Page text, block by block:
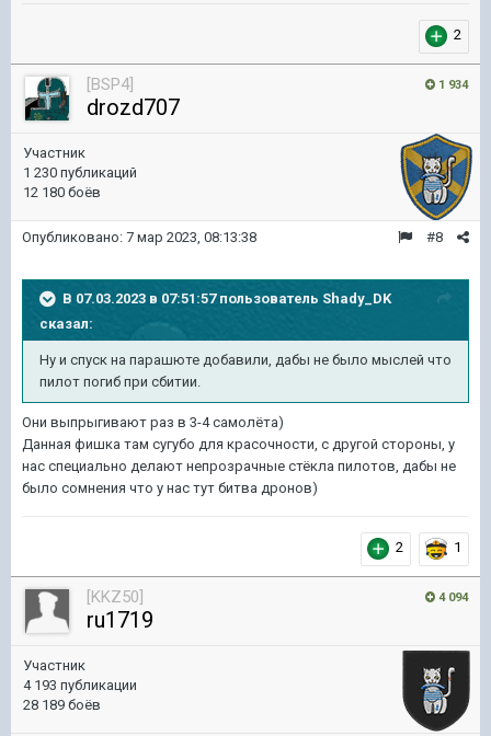
2
1 934
[BSP4]
drozd707
Участник
1 230 публикаций
12 180 боёв
#8
Опубликовано: 7 мар 2023, 08:13:38
В 07.03.2023 в 07:51:57 пользователь Shady_DK
сказал:
Ну и спуск на парашюте добавили, дабы не было мыслей что
пилот погиб при сбитии.
Они выпрыгивают раз в 3-4 самолёта)
Данная фишка там сугубо для красочности, с другой стороны, у
нас специально делают непрозрачные стёкла пилотов, дабы не
было сомнения что у нас тут битва дронов)
2 1
4 094
[KKZ50]
ru1719
Участник
4 193 публикации
28 189 боёв